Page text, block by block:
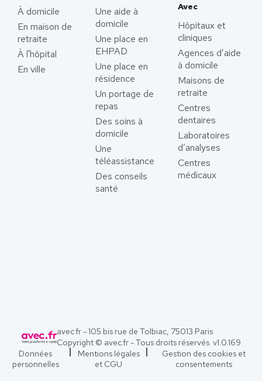
À domicile
En maison de
retraite
À l'hôpital
En ville
Une aide à
domicile
Une place en
EHPAD
Une place en
résidence
Un portage de
repas
Des soins à
domicile
Une
téléassistance
Des conseils
santé
Avec
Hôpitaux et
cliniques
Agences d’aide
à domicile
Maisons de
retraite
Centres
dentaires
Laboratoires
d’analyses
Centres
médicaux
avec.fr - 105 bis rue de Tolbiac, 75013 Paris
Copyright © avec.fr - Tous droits réservés. v1.0.169
Données
personnelles
Mentions légales
et CGU
Gestion des cookies et
consentements